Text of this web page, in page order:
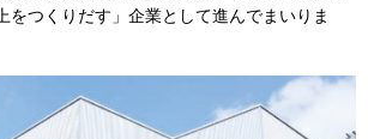
をつくりだす」企業として進んでまいりま